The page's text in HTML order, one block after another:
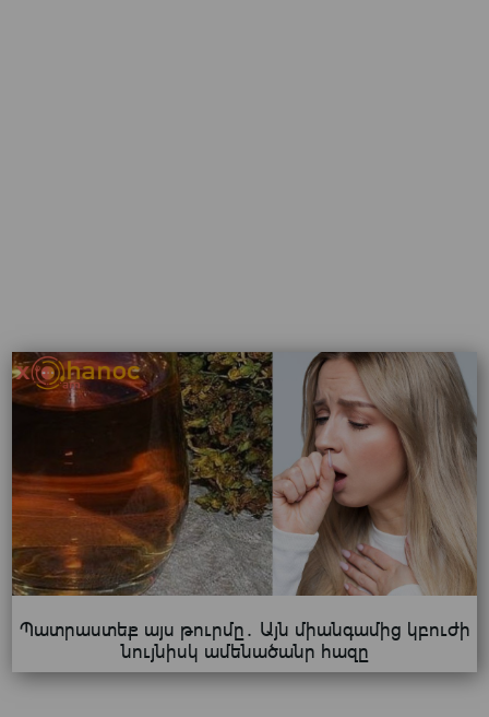
Պատրաստեք այս թուրմը․ Այն միանգամից կբուժի
նույնիսկ ամենածանր հազը